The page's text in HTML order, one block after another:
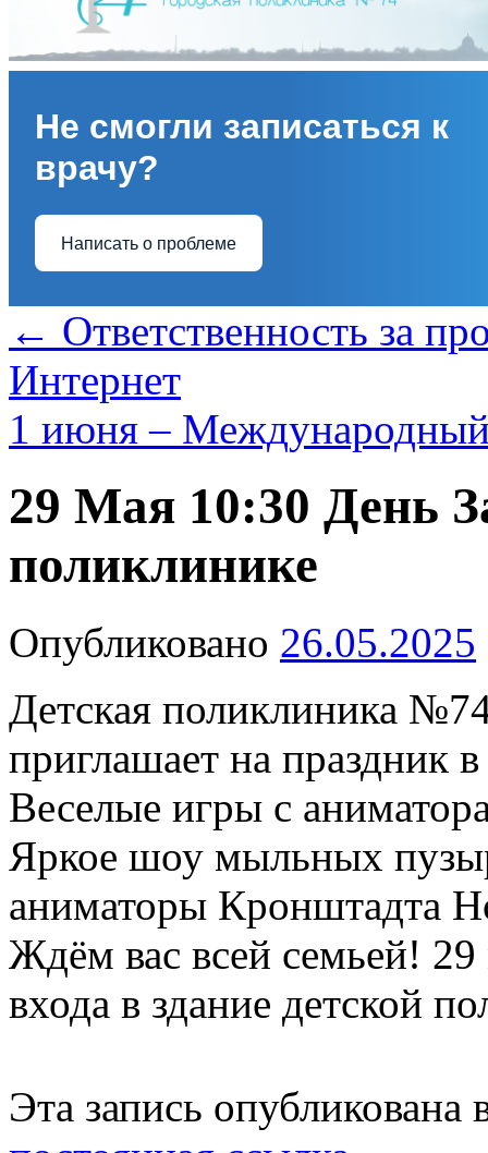
Не смогли записаться к
врачу?
Написать о проблеме
← Ответственность за
Интернет
1 июня –
29 Мая 10:30 День
поликлинике
Опубликовано 26.05.2025
Детская поликлиника
приглашает на праздник
Веселые игры с
⁠Яркое шоу мыльных
аниматоры Кронштадта
Ждём вас всей семьей!
входа в здание детской
Эта запись опубликована